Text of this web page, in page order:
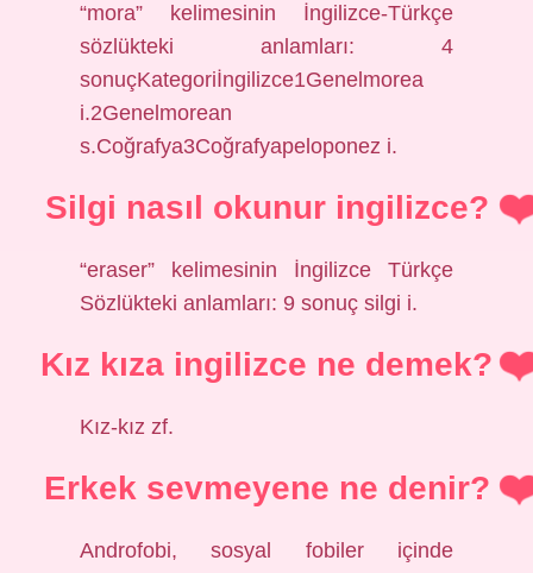
“mora” kelimesinin İngilizce-Türkçe
sözlükteki anlamları: 4
sonuçKategoriİngilizce1Genelmorea
i.2Genelmorean
s.Coğrafya3Coğrafyapeloponez i.
Silgi nasıl okunur ingilizce?
“eraser” kelimesinin İngilizce Türkçe
Sözlükteki anlamları: 9 sonuç silgi i.
Kız kıza ingilizce ne demek?
Kız-kız zf.
Erkek sevmeyene ne denir?
Androfobi, sosyal fobiler içinde